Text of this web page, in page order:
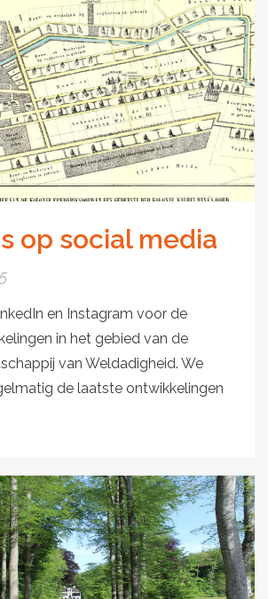
op social media
en Instagram voor de
in het gebied van de
van Weldadigheid. We
de laatste ontwikkelingen